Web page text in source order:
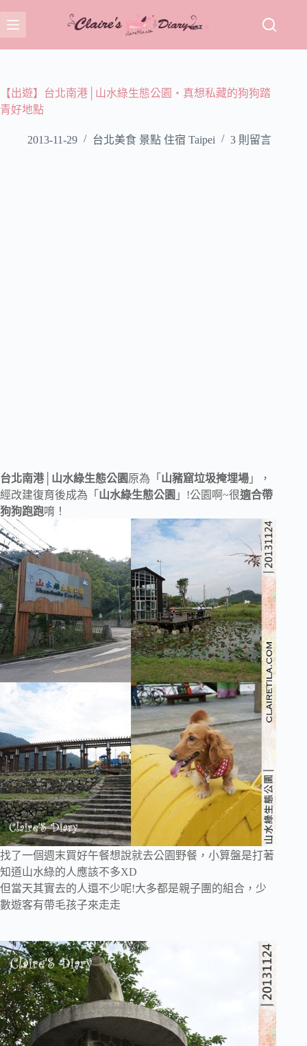
至
主
容【出遊】台北南港│山水綠生態公園‧真想私藏的狗狗踏
青好地點
2013-11-29 台北美食 景點 住宿 Taipei 3 則留言
台北南港│山水綠生態公園原為「 山豬窟垃圾掩埋場 」，
經改建復育後成為「 山水綠生態公園 」!公園啊~很適合帶
狗狗跑跑唷！
找了一個週末買好午餐想說就去公園野餐，小算盤是打著
知道山水綠的人應該不多XD
但當天其實去的人還不少呢!大多都是親子團的組合，少
數遊客有帶毛孩子來走走